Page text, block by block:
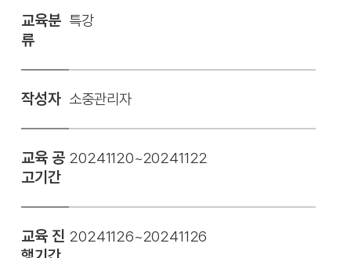
교육분
류
특강
작성자 소중관리자
교육 공
고기간
20241120~20241122
교육 진 20241126~20241126